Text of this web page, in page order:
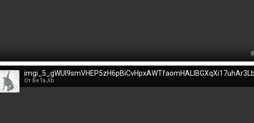
От BeTaJIb